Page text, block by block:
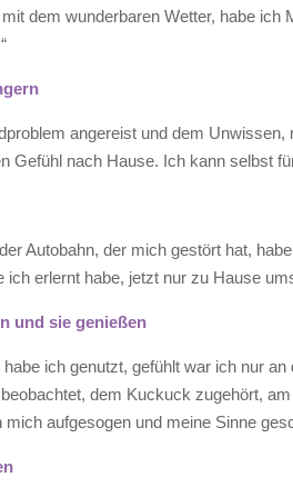
dem wunderbaren Wetter, habe
angereist und dem
Gefühl nach Hause. Ich kann selbst
Autobahn, der mich gestört hat,
ich erlernt habe, jetzt nur zu Hause
und sie genießen
habe ich genutzt, gefühlt war ich nur
dem Kuckuck zugehört,
mich aufgesogen und meine Sinne